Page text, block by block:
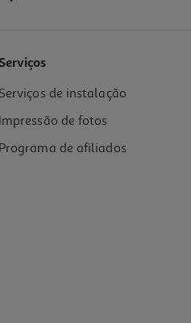
Serviços
Serviços de instalação
Impressão de fotos
Programa de afiliados